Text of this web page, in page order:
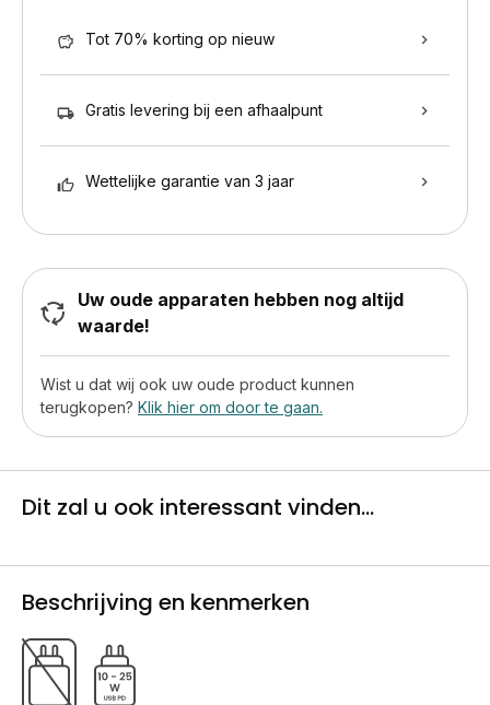
Tot 70% korting op nieuw
Gratis levering bij een afhaalpunt
Wettelijke garantie van 3 jaar
Uw oude apparaten hebben nog altijd
waarde!
Wist u dat wij ook uw oude product kunnen
terugkopen? Klik hier om door te gaan.
Dit zal u ook interessant vinden...
Beschrijving en kenmerken